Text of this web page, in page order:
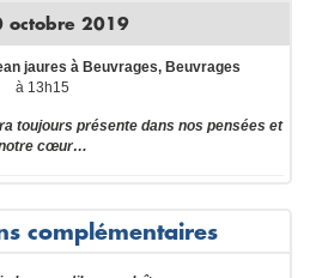
octobre 2019
jaures à Beuvrages, Beuvrages
à 13h15
toujours présente dans nos pensées et
cœur…
complémentaires